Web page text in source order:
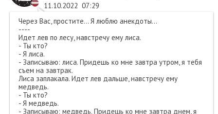
11.10.2022 07:29
Через Вас, простите... Я люблю анекдоты...
----
Идет лев по лесу, навстречу ему лиса.
- Ты кто?
- Я лиса.
- Записываю: лиса. Придешь ко мне завтра утром, я тебя
съем на завтрак.
Лиса заплакала. Идет лев дальше, навстречу ему
медведь.
- Ты кто?
- Я медведь.
- Записываю: медведь. Придешь ко мне завтра днем, я